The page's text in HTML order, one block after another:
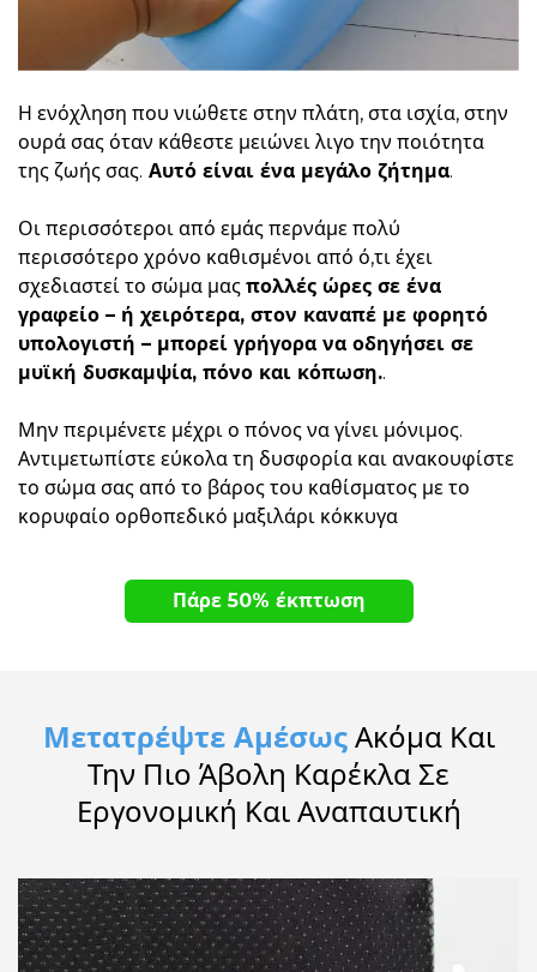
Η ενόχληση που νιώθετε στην πλάτη, στα ισχία, στην
ουρά σας όταν κάθεστε μειώνει λιγο την ποιότητα
της ζωής σας. Αυτό είναι ένα μεγάλο ζήτημα.
Οι περισσότεροι από εμάς περνάμε πολύ
περισσότερο χρόνο καθισμένοι από ό,τι έχει
σχεδιαστεί το σώμα μας πολλές ώρες σε ένα
γραφείο – ή χειρότερα, στον καναπέ με φορητό
υπολογιστή – μπορεί γρήγορα να οδηγήσει σε
μυϊκή δυσκαμψία, πόνο και κόπωση..
Μην περιμένετε μέχρι ο πόνος να γίνει μόνιμος.
Αντιμετωπίστε εύκολα τη δυσφορία και ανακουφίστε
το σώμα σας από το βάρος του καθίσματος με το
κορυφαίο ορθοπεδικό μαξιλάρι κόκκυγα
Πάρε 50% έκπτωση
Μετατρέψτε ΑμέσωςΑκόμα Και
Την Πιο Άβολη Καρέκλα Σε
Εργονομική Και Αναπαυτική